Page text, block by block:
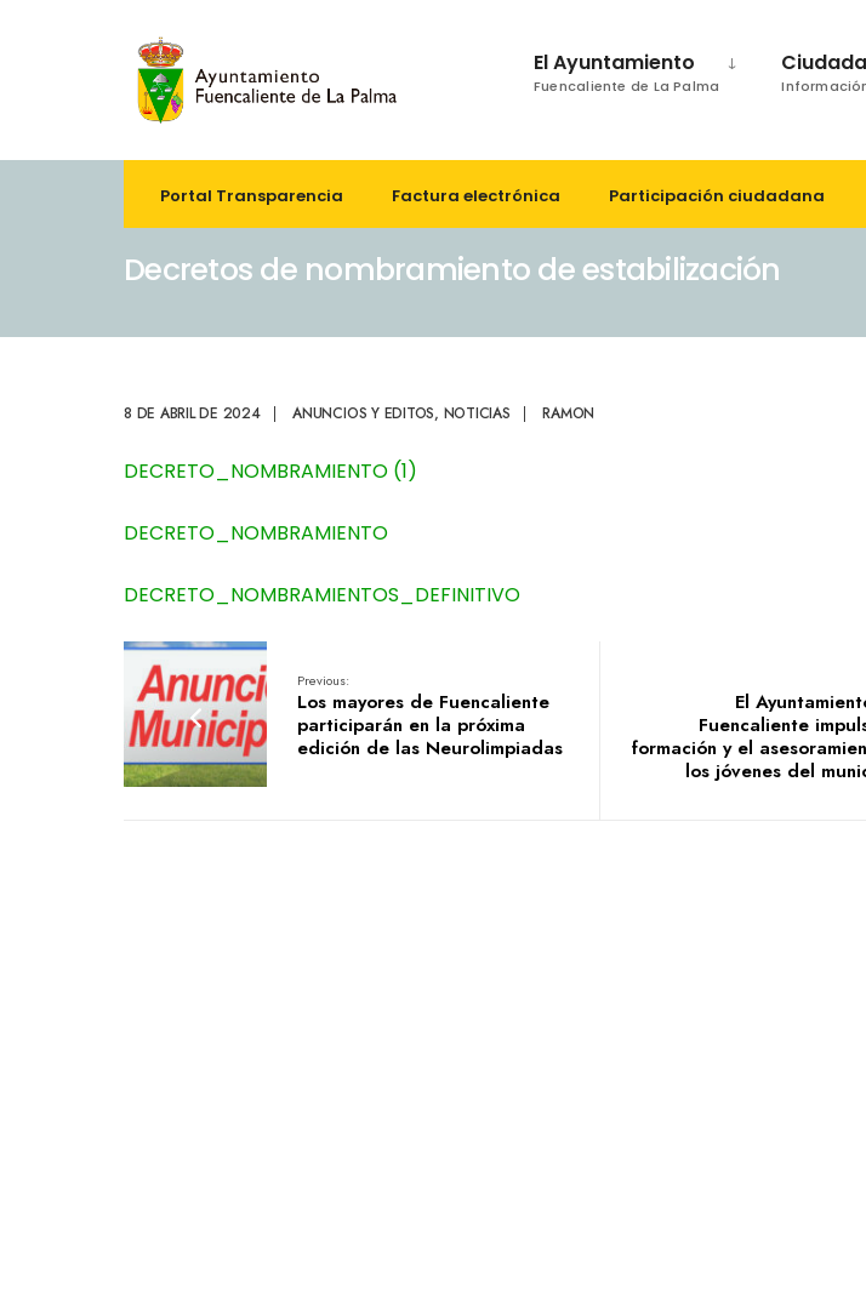
El Ayuntamiento
Fuencaliente de La Palma
Portal Transparencia Factura electrónica Participación ciudadana
Decretos de nombramiento de estabilización
8 DE ABRIL DE 2024 | ANUNCIOS Y EDITOS, NOTICIAS | RAMON
DECRETO_NOMBRAMIENTO (1)
DECRETO_NOMBRAMIENTO
DECRETO_NOMBRAMIENTOS_DEFINITIVO
Previous:
Los mayores de Fuencaliente
participarán en la próxima
edición de las Neurolimpiadas
El
Fuencaliente
formación y el
los jóvenes del